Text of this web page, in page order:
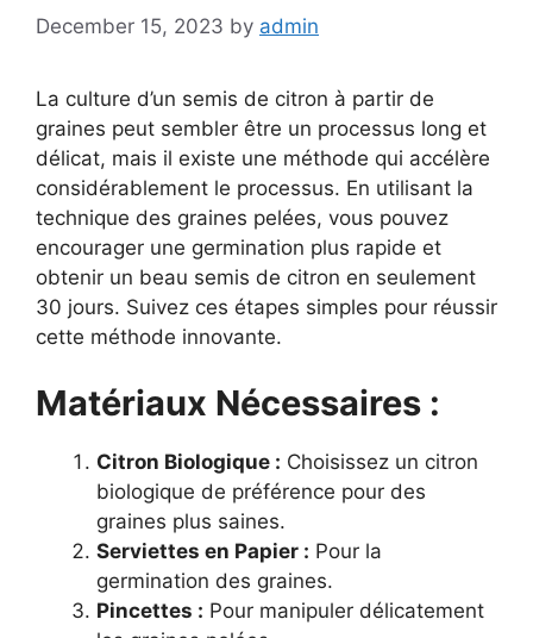
December 15, 2023 by admin
La culture d’un semis de citron à partir de
graines peut sembler être un processus long et
délicat, mais il existe une méthode qui accélère
considérablement le processus. En utilisant la
technique des graines pelées, vous pouvez
encourager une germination plus rapide et
obtenir un beau semis de citron en seulement
30 jours. Suivez ces étapes simples pour réussir
cette méthode innovante.
Matériaux Nécessaires :
Citron Biologique : Choisissez un citron
biologique de préférence pour des
graines plus saines.
Serviettes en Papier : Pour la
germination des graines.
Pincettes : Pour manipuler délicatement